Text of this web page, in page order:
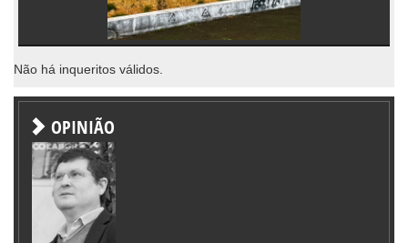
Não há inqueritos válidos.
OPINIÃO